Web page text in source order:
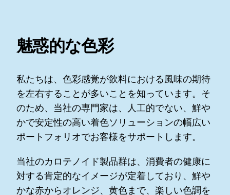
魅惑的な色彩
私たちは、色彩感覚が飲料における風味の期待
を左右することが多いことを知っています。そ
のため、当社の専門家は、人工的でない、鮮や
かで安定性の高い着色ソリューションの幅広い
ポートフォリオでお客様をサポートします。
当社のカロテノイド製品群は、消費者の健康に
対する肯定的なイメージが定着しており、鮮や
かな赤からオレンジ、黄色まで、楽しい色調を